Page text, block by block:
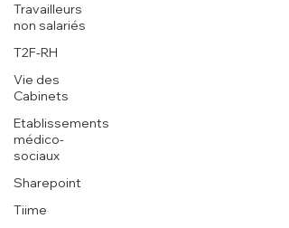
Travailleurs
non salariés
T2F-RH
Vie des
Cabinets
Etablissements
médico-
sociaux
Sharepoint
Tiime